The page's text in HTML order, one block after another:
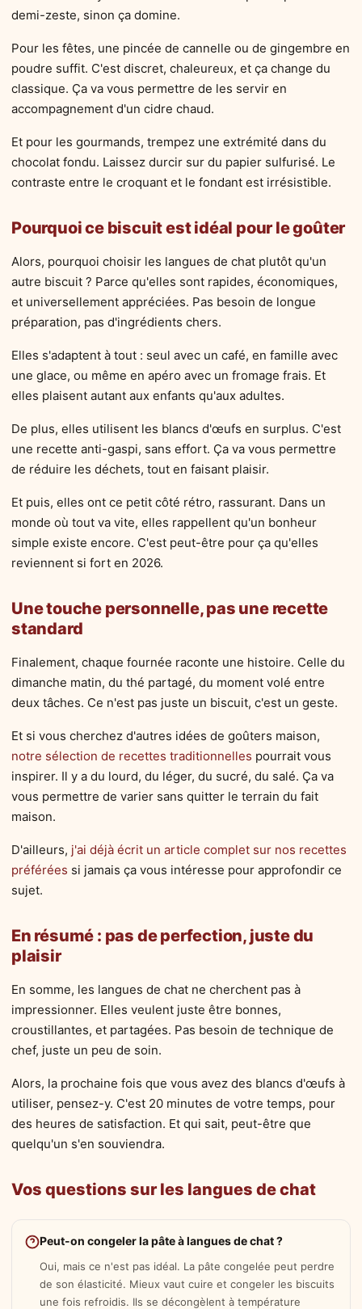
demi-zeste, sinon ça domine.
Pour les fêtes, une pincée de cannelle ou de gingembre en
poudre suffit. C'est discret, chaleureux, et ça change du
classique. Ça va vous permettre de les servir en
accompagnement d'un cidre chaud.
Et pour les gourmands, trempez une extrémité dans du
chocolat fondu. Laissez durcir sur du papier sulfurisé. Le
contraste entre le croquant et le fondant est irrésistible.
Pourquoi ce biscuit est idéal pour le goûter
Alors, pourquoi choisir les langues de chat plutôt qu'un
autre biscuit ? Parce qu'elles sont rapides, économiques,
et universellement appréciées. Pas besoin de longue
préparation, pas d'ingrédients chers.
Elles s'adaptent à tout : seul avec un café, en famille avec
une glace, ou même en apéro avec un fromage frais. Et
elles plaisent autant aux enfants qu'aux adultes.
De plus, elles utilisent les blancs d'œufs en surplus. C'est
une recette anti-gaspi, sans effort. Ça va vous permettre
de réduire les déchets, tout en faisant plaisir.
Et puis, elles ont ce petit côté rétro, rassurant. Dans un
monde où tout va vite, elles rappellent qu'un bonheur
simple existe encore. C'est peut-être pour ça qu'elles
reviennent si fort en 2026.
Une touche personnelle, pas une recette
standard
Finalement, chaque fournée raconte une histoire. Celle du
dimanche matin, du thé partagé, du moment volé entre
deux tâches. Ce n'est pas juste un biscuit, c'est un geste.
Et si vous cherchez d'autres idées de goûters maison,
notre sélection de recettes traditionnelles pourrait vous
inspirer. Il y a du lourd, du léger, du sucré, du salé. Ça va
vous permettre de varier sans quitter le terrain du fait
maison.
D'ailleurs, j'ai déjà écrit un article complet sur nos recettes
préférées si jamais ça vous intéresse pour approfondir ce
sujet.
En résumé : pas de perfection, juste du
plaisir
En somme, les langues de chat ne cherchent pas à
impressionner. Elles veulent juste être bonnes,
croustillantes, et partagées. Pas besoin de technique de
chef, juste un peu de soin.
Alors, la prochaine fois que vous avez des blancs d'œufs à
utiliser, pensez-y. C'est 20 minutes de votre temps, pour
des heures de satisfaction. Et qui sait, peut-être que
quelqu'un s'en souviendra.
Vos questions sur les langues de chat
Peut-on congeler la pâte à langues de chat ?
Oui, mais ce n'est pas idéal. La pâte congelée peut perdre
de son élasticité. Mieux vaut cuire et congeler les biscuits
une fois refroidis. Ils se décongèlent à température